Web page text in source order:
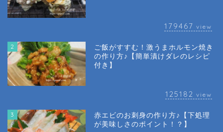
179467 view
2
ご飯がすすむ！激うまホルモン焼き
の作り方♪【簡単漬けダレのレシピ
付き】
125182 view
3
赤エビのお刺身の作り方♪【下処理
が美味しさのポイント！？】